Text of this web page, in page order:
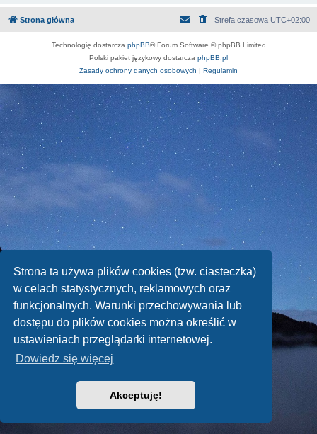
Strona ta używa plików cookies (tzw. ciasteczka)
w celach statystycznych, reklamowych oraz
funkcjonalnych. Warunki przechowywania lub
dostępu do plików cookies można określić w
ustawieniach przeglądarki internetowej.
Dowiedz się więcej
Akceptuję!
Strona główna Strefa czasowa UTC+02:00
Technologię dostarcza phpBB® Forum Software © phpBB Limited
Polski pakiet językowy dostarcza phpBB.pl
Zasady ochrony danych osobowych | Regulamin